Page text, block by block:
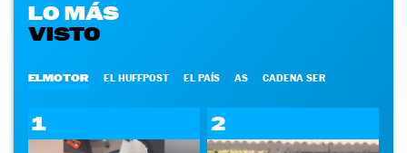
LO MÁS
VISTO
ELMOTOR EL HUFFPOST EL PAÍS AS CADENA SER
1 2